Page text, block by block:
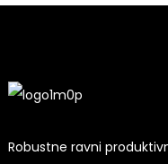
Robustne ravni